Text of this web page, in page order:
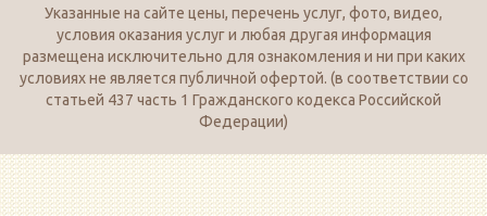
Указанные на сайте цены, перечень услуг, фото, видео,
условия оказания услуг и любая другая информация
размещена исключительно для ознакомления и ни при каких
условиях не является публичной офертой. (в соответствии со
статьей 437 часть 1 Гражданского кодекса Российской
Федерации)